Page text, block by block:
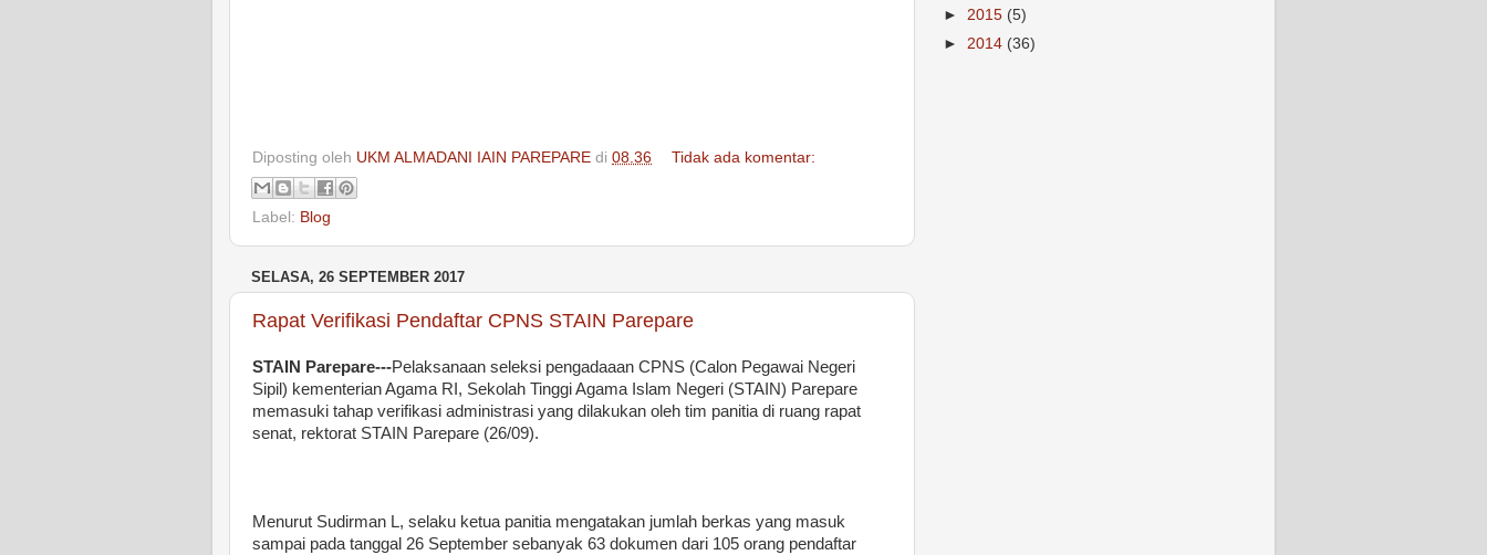
Diposting oleh UKM ALMADANI IAIN PAREPARE di 08.36 Tidak ada komentar:
Label: Blog
SELASA, 26 SEPTEMBER 2017
Rapat Verifikasi Pendaftar CPNS STAIN Parepare
STAIN Parepare---Pelaksanaan seleksi pengadaaan CPNS (Calon Pegawai Negeri
Sipil) kementerian Agama RI, Sekolah Tinggi Agama Islam Negeri (STAIN) Parepare
memasuki tahap verifikasi administrasi yang dilakukan oleh tim panitia di ruang rapat
senat, rektorat STAIN Parepare (26/09).
Menurut Sudirman L, selaku ketua panitia mengatakan jumlah berkas yang masuk
sampai pada tanggal 26 September sebanyak 63 dokumen dari 105 orang pendaftar
► 2015 (5)
► 2014 (36)